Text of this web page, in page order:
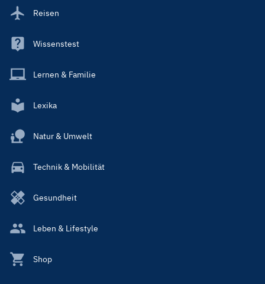
Reisen
Wissenstest
Lernen & Familie
Lexika
Natur & Umwelt
Technik & Mobilität
Gesundheit
Leben & Lifestyle
Shop